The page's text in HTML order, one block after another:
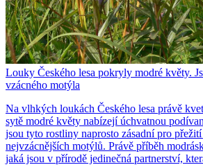
Louky Českého lesa pokryly modré květy.
vzácného motýla
Na vlhkých loukách Českého lesa právě
sytě modré květy nabízejí úchvatnou
jsou tyto rostliny naprosto zásadní pro
nejvzácnějších motýlů. Právě příběh
jaká jsou v přírodě jedinečná partnerství,